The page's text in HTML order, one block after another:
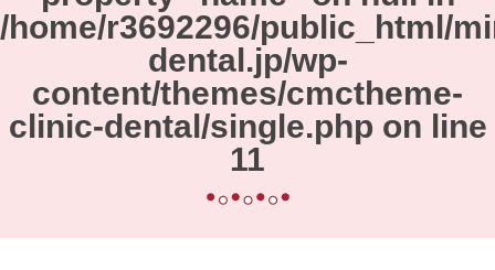
/home/r3692296/public_html/
dental.jp/wp-
content/themes/cmctheme-
clinic-dental/single.php on line
11